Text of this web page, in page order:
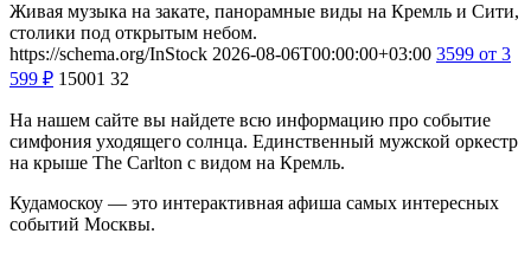
Живая музыка на закате, панорамные виды на Кремль и Сити,
столики под открытым небом.
https://schema.org/InStock 2026-08-06T00:00:00+03:00 3599 от 3
599 ₽ 15001 32
На нашем сайте вы найдете всю информацию про событие
симфония уходящего солнца. Единственный мужской оркестр
на крыше The Carlton с видом на Кремль.
Кудамоскоу — это интерактивная афиша самых интересных
событий Москвы.